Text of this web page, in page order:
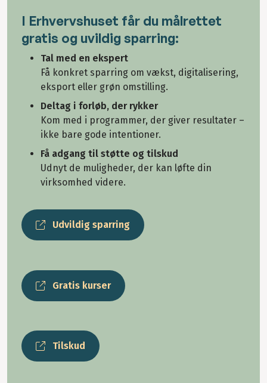
I Erhvervshuset får du målrettet
gratis og uvildig sparring:
Tal med en ekspert
Få konkret sparring om vækst, digitalisering,
eksport eller grøn omstilling.
Deltag i forløb, der rykker
Kom med i programmer, der giver resultater –
ikke bare gode intentioner.
Få adgang til støtte og tilskud
Udnyt de muligheder, der kan løfte din
virksomhed videre.
Udvildig sparring
Gratis kurser
Tilskud